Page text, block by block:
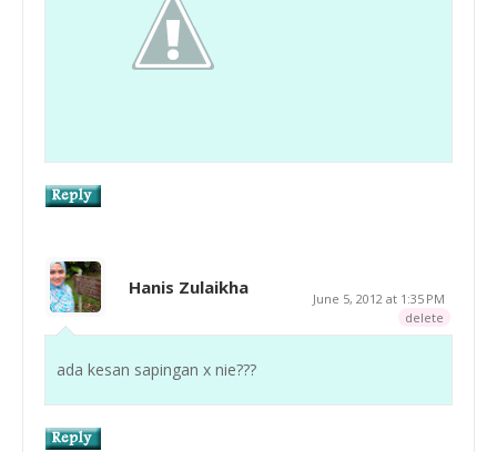
Hanis Zulaikha
June 5, 2012 at 1:35 PM
delete
ada kesan sapingan x nie???